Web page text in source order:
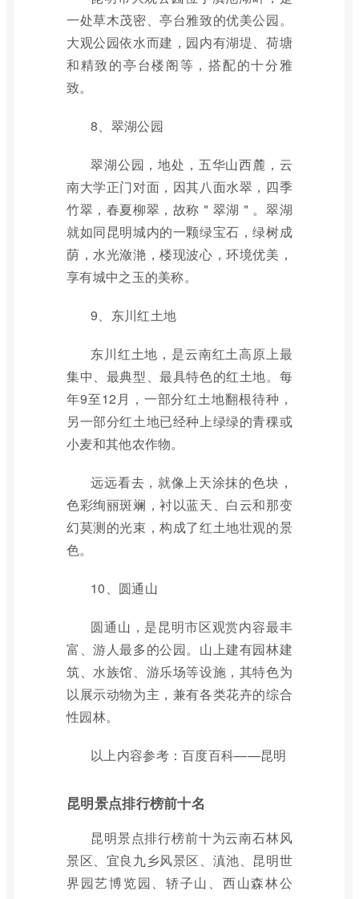
一处草木茂密、亭台雅致的优美公园。
大观公园依水而建，园内有湖堤、荷塘
和精致的亭台楼阁等，搭配的十分雅
致。
8、翠湖公园
翠湖公园，地处，五华山西麓，云
南大学正门对面，因其八面水翠，四季
竹翠，春夏柳翠，故称＂翠湖＂。翠湖
就如同昆明城内的一颗绿宝石，绿树成
荫，水光潋滟，楼现波心，环境优美，
享有城中之玉的美称。
9、东川红土地
东川红土地，是云南红土高原上最
集中、最典型、最具特色的红土地。每
年9至12月，一部分红土地翻根待种，
另一部分红土地已经种上绿绿的青稞或
小麦和其他农作物。
远远看去，就像上天涂抹的色块，
色彩绚丽斑斓，衬以蓝天、白云和那变
幻莫测的光束，构成了红土地壮观的景
色。
10、圆通山
圆通山，是昆明市区观赏内容最丰
富、游人最多的公园。山上建有园林建
筑、水族馆、游乐场等设施，其特色为
以展示动物为主，兼有各类花卉的综合
性园林。
以上内容参考：百度百科——昆明
昆明景点排行榜前十名
昆明景点排行榜前十为云南石林风
景区、宜良九乡风景区、滇池、昆明世
界园艺博览园、轿子山、西山森林公